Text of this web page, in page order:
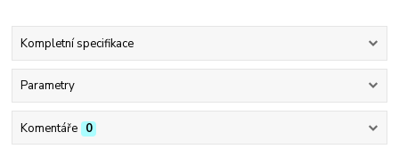
Kompletní specifikace
Parametry
Komentáře 0